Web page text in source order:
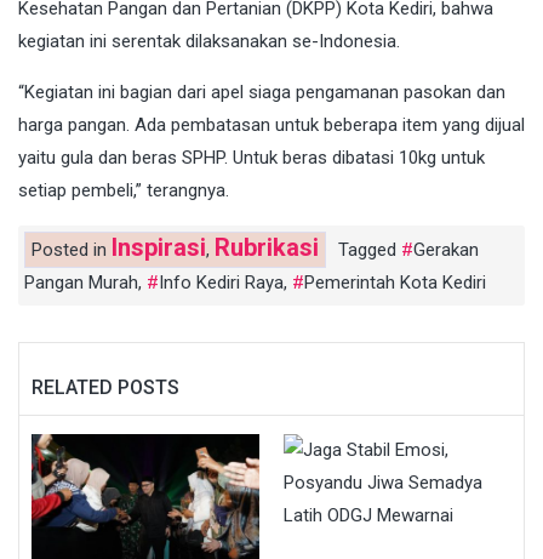
Kesehatan Pangan dan Pertanian (DKPP) Kota Kediri, bahwa
kegiatan ini serentak dilaksanakan se-Indonesia.
“Kegiatan ini bagian dari apel siaga pengamanan pasokan dan
harga pangan. Ada pembatasan untuk beberapa item yang dijual
yaitu gula dan beras SPHP. Untuk beras dibatasi 10kg untuk
setiap pembeli,” terangnya.
Posted in Inspirasi, Rubrikasi Tagged
Gerakan
Pangan Murah, Info Kediri Raya, Pemerintah Kota Kediri
RELATED POSTS